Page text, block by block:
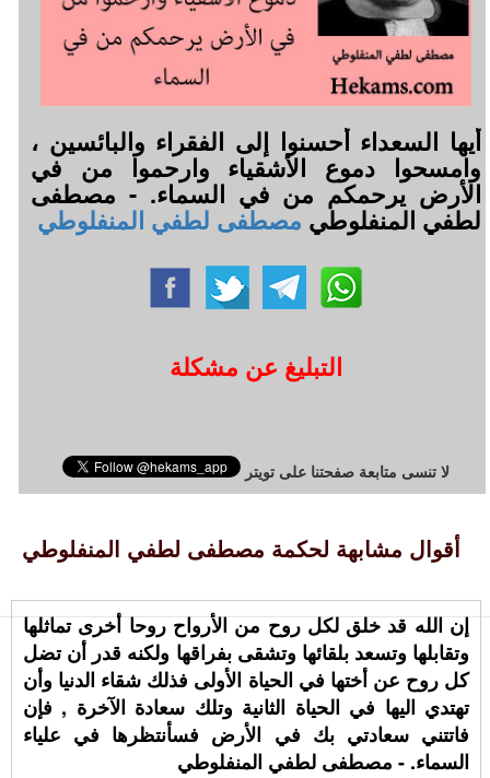
أيها السعداء أحسنوا إلى الفقراء والبائسين ،
وامسحوا دموع الأشقياء وارحموا من في
الأرض يرحمكم من في السماء. - مصطفى
لطفي المنفلوطي مصطفى لطفي المنفلوطي
التبليغ عن مشكلة
لا تنسى متابعة صفحتنا على تويتر
أقوال مشابهة لحكمة مصطفى لطفي المنفلوطي
إن الله قد خلق لكل روح من الأرواح روحا أخرى تماثلها
وتقابلها وتسعد بلقائها وتشقى بفراقها ولكنه قدر أن تضل
كل روح عن أختها في الحياة الأولى فذلك شقاء الدنيا وأن
تهتدي اليها في الحياة الثانية وتلك سعادة الآخرة , فإن
فاتتني سعادتي بك في الأرض فسأنتظرها في علياء
السماء. - مصطفى لطفي المنفلوطي